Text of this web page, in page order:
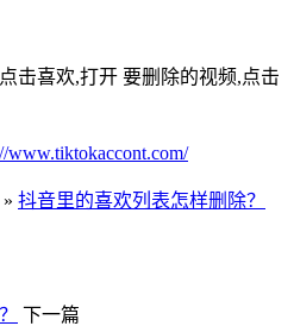
击喜欢,打开 要删除的视频,点击
www.tiktokaccont.com/
» 抖音里的喜欢列表怎样删除？
下一篇